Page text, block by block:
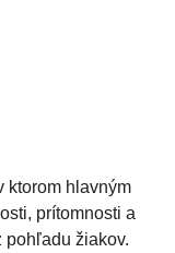
ktorom hlavným
prítomnosti a
pohľadu žiakov.